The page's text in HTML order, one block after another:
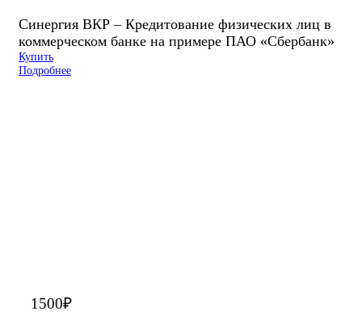
Синергия ВКР – Кредитование физических лиц в
коммерческом банке на примере ПАО «Сбербанк»
Купить
Подробнее
1500₽